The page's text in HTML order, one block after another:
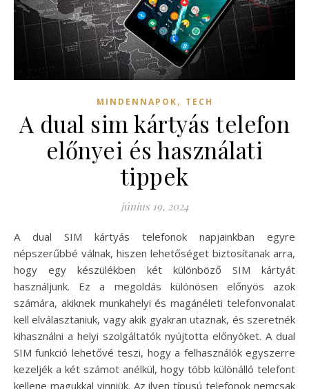
MINDENNAPOK, TECH
A dual sim kártyás telefon
előnyei és használati
tippek
június 19, 2024
A dual SIM kártyás telefonok napjainkban egyre
népszerűbbé válnak, hiszen lehetőséget biztosítanak arra,
hogy egy készülékben két különböző SIM kártyát
használjunk. Ez a megoldás különösen előnyös azok
számára, akiknek munkahelyi és magánéleti telefonvonalat
kell elválasztaniuk, vagy akik gyakran utaznak, és szeretnék
kihasználni a helyi szolgáltatók nyújtotta előnyöket. A dual
SIM funkció lehetővé teszi, hogy a felhasználók egyszerre
kezeljék a két számot anélkül, hogy több különálló telefont
kellene magukkal vinniük. Az ilyen típusú telefonok nemcsak